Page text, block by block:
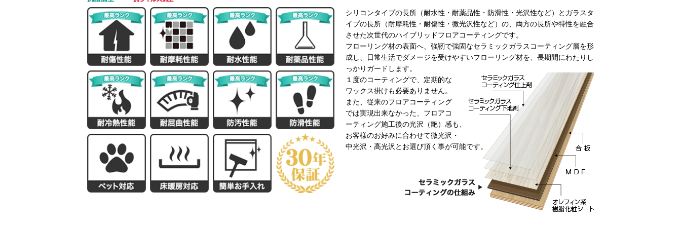
シリコンタイプの長所（耐水性・耐薬品性・防滑性・光沢性など）とガラスタ
イプの長所（耐摩耗性・耐傷性・微光沢性など）の、両方の長所や特性を融合
させた次世代のハイブリッドフロアコーティングです。
フローリング材の表面へ、強靭で強固なセラミックガラスコーティング層を形
成し、日常生活でダメージを受けやすいフローリング材を、長期間にわたりし
っかりガードします。
１度のコーティングで、定期的な
ワックス掛けも必要ありません。
また、従来のフロアコーティング
では実現出来なかった、フロアコ
ーティング施工後の光沢（艶）感も、
お客様のお好みに合わせて微光沢・
中光沢・高光沢とお選び頂く事が可能です。